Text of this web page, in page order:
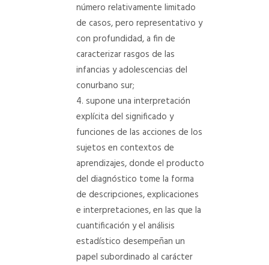
número relativamente limitado
de casos, pero representativo y
con profundidad, a fin de
caracterizar rasgos de las
infancias y adolescencias del
conurbano sur;
supone una interpretación
explícita del significado y
funciones de las acciones de los
sujetos en contextos de
aprendizajes, donde el producto
del diagnóstico tome la forma
de descripciones, explicaciones
e interpretaciones, en las que la
cuantificación y el análisis
estadístico desempeñan un
papel subordinado al carácter